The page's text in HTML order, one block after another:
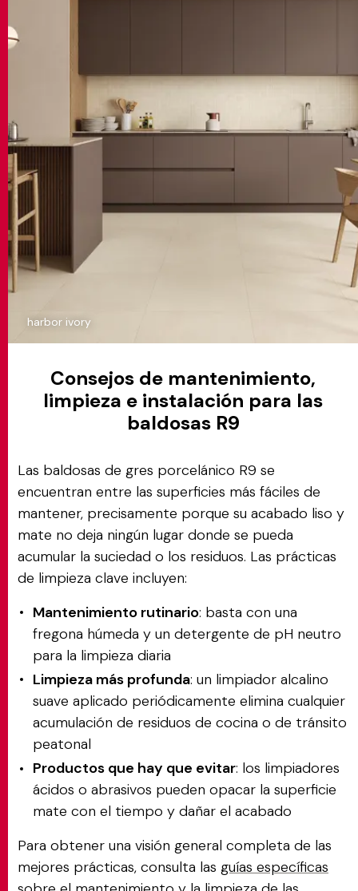
harbor ivory
Consejos de mantenimiento,
limpieza e instalación para las
baldosas R9
Las baldosas de gres porcelánico R9 se
encuentran entre las superficies más fáciles de
mantener, precisamente porque su acabado liso y
mate no deja ningún lugar donde se pueda
acumular la suciedad o los residuos. Las prácticas
de limpieza clave incluyen:
Mantenimiento rutinario: basta con una
fregona húmeda y un detergente de pH neutro
para la limpieza diaria
Limpieza más profunda: un limpiador alcalino
suave aplicado periódicamente elimina cualquier
acumulación de residuos de cocina o de tránsito
peatonal
Productos que hay que evitar: los limpiadores
ácidos o abrasivos pueden opacar la superficie
mate con el tiempo y dañar el acabado
Para obtener una visión general completa de las
mejores prácticas, consulta las guías específicas